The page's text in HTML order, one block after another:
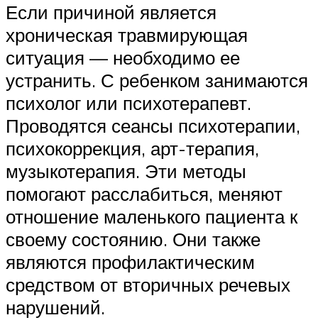
Если причиной является
хроническая травмирующая
ситуация — необходимо ее
устранить. С ребенком занимаются
психолог или психотерапевт.
Проводятся сеансы психотерапии,
психокоррекция, арт-терапия,
музыкотерапия. Эти методы
помогают расслабиться, меняют
отношение маленького пациента к
своему состоянию. Они также
являются профилактическим
средством от вторичных речевых
нарушений.